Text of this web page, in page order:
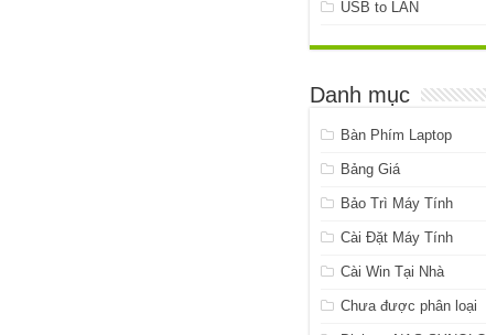
USB to LAN
Danh mục
Bàn Phím Laptop
Bảng Giá
Bảo Trì Máy Tính
Cài Đặt Máy Tính
Cài Win Tại Nhà
Chưa được phân loại